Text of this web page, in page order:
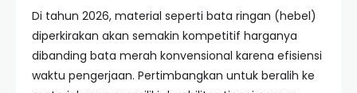
Di tahun 2026, material seperti bata ringan (hebel)
diperkirakan akan semakin kompetitif harganya
dibanding bata merah konvensional karena efisiensi
waktu pengerjaan. Pertimbangkan untuk beralih ke